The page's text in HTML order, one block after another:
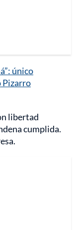
único
Pizarro
libertad
cumplida.